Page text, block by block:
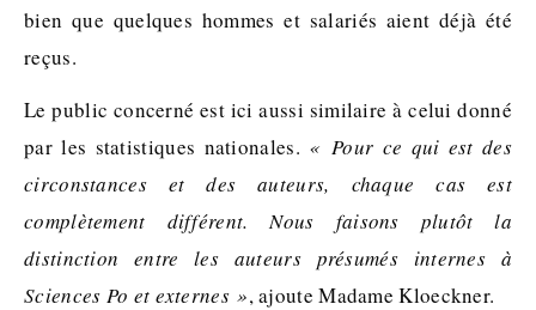
bien que quelques hommes et salariés aient déjà été
reçus.
Le public concerné est ici aussi similaire à celui donné
par les statistiques nationales. « Pour ce qui est des
circonstances et des auteurs, chaque cas est
complètement différent. Nous faisons plutôt la
distinction entre les auteurs présumés internes à
Sciences Po et externes », ajoute Madame Kloeckner.